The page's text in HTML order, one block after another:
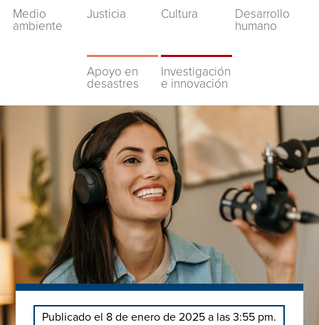
Medio
ambiente
Justicia Cultura
Desarrollo
humano
Apoyo en
desastres
Investigación
e innovación
Publicado el 8 de enero de 2025 a las 3:55 pm.